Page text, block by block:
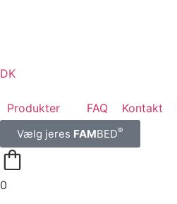
DK
Produkter FAQ Kontakt
Vælg jeres FAMBED®
0